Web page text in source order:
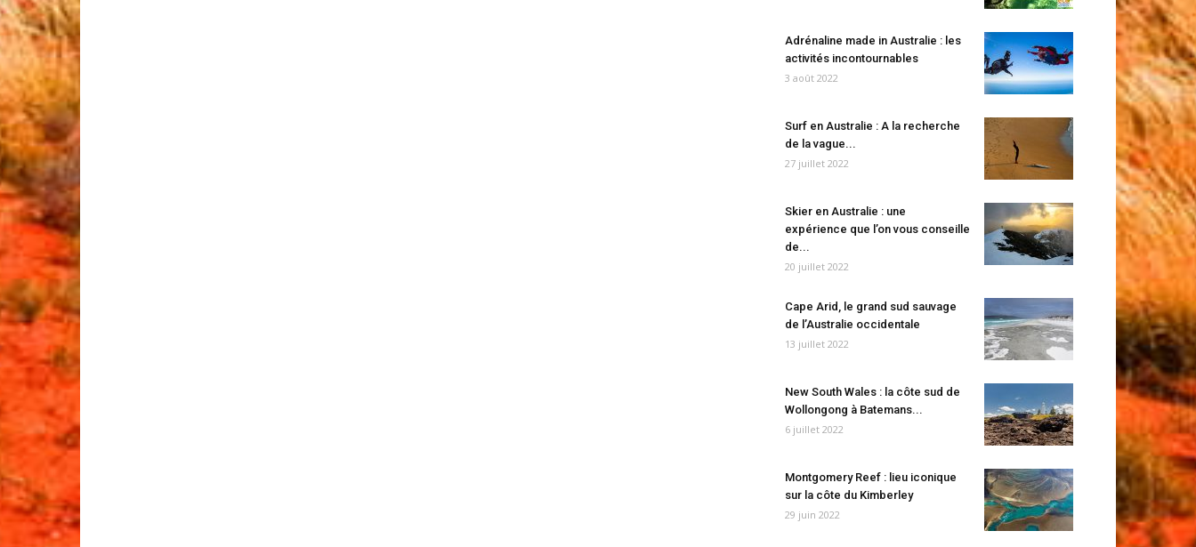
Adrénaline made in Australie : les
activités incontournables
3 août 2022
Surf en Australie : A la recherche
de la vague...
27 juillet 2022
Skier en Australie : une
expérience que l’on vous conseille
de...
20 juillet 2022
Cape Arid, le grand sud sauvage
de l’Australie occidentale
13 juillet 2022
New South Wales : la côte sud de
Wollongong à Batemans...
6 juillet 2022
Montgomery Reef : lieu iconique
sur la côte du Kimberley
29 juin 2022